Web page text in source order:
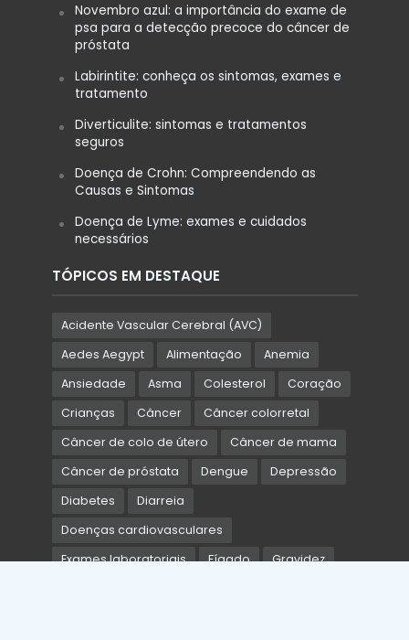
Novembro azul: a importância do exame de
psa para a detecção precoce do câncer de
próstata
Labirintite: conheça os sintomas, exames e
tratamento
Diverticulite: sintomas e tratamentos
seguros
Doença de Crohn: Compreendendo as
Causas e Sintomas
Doença de Lyme: exames e cuidados
necessários
TÓPICOS EM DESTAQUE
Acidente Vascular Cerebral (AVC)
Aedes Aegypt
Alimentação
Anemia
Ansiedade
Asma Colesterol
Coração
Crianças
Câncer
Câncer colorretal
Câncer de colo de útero
Câncer de mama
Câncer de próstata
Dengue
Depressão
Diabetes
Diarreia
Doenças cardiovasculares
Exames laboratoriais
Fígado
Gravidez